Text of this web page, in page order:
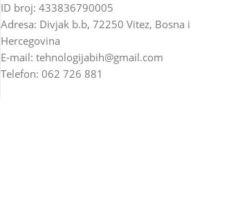
ID broj: 433836790005
Adresa: Divjak b.b, 72250 Vitez, Bosna i
Hercegovina
E-mail: tehnologijabih@gmail.com
Telefon: 062 726 881